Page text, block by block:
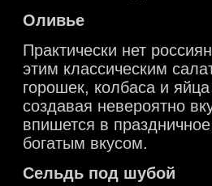
Оливье
Практически нет
этим классическим
горошек, колбаса и
создавая невероятно
впишется в
богатым вкусом.
Сельдь под шубой